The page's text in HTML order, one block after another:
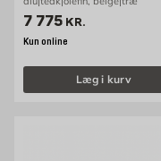
Pris 7775 kr. /stk
7 775 KR.
Kun online
Læg i kurv